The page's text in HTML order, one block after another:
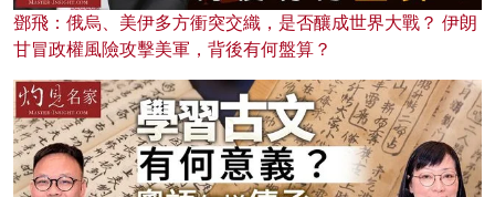
鄧飛：俄烏、美伊多方衝突交織，是否釀成世界大戰？ 伊朗
甘冒政權風險攻擊美軍，背後有何盤算？